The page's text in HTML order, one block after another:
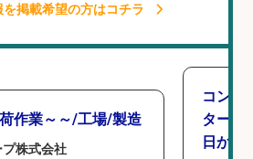
を掲載希望の方はコチラ
作業～～/工場/製造
株式会社
コンビ
タート
日から